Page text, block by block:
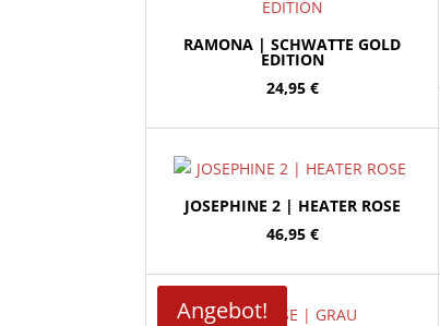
RAMONA | SCHWATTE GOLD
EDITION
24,95 €
JOSEPHINE 2 | HEATER ROSE
46,95 €
Angebot!